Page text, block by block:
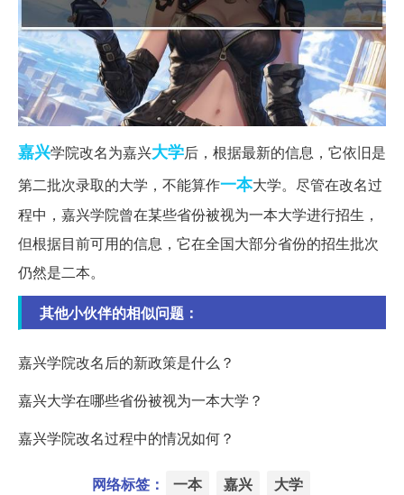
嘉兴学院改名为嘉兴大学后，根据最新的信息，它依旧是
第二批次录取的大学，不能算作一本大学。尽管在改名过
程中，嘉兴学院曾在某些省份被视为一本大学进行招生，
但根据目前可用的信息，它在全国大部分省份的招生批次
仍然是二本。
其他小伙伴的相似问题：
嘉兴学院改名后的新政策是什么？
嘉兴大学在哪些省份被视为一本大学？
嘉兴学院改名过程中的情况如何？
网络标签： 一本 嘉兴 大学